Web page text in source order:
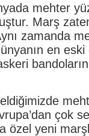
mehter
Marş
zamanda
en
çok
özel yeni